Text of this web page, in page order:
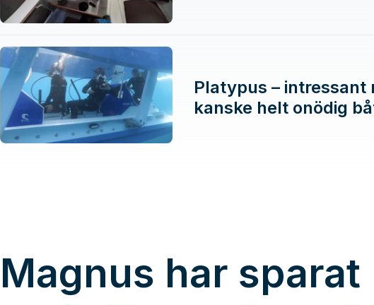
Platypus – intressant
kanske helt onödig
Magnus har sparat